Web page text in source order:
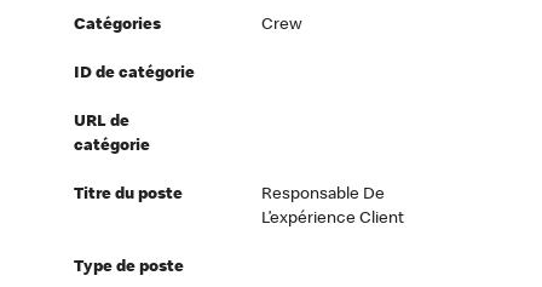
Catégories Crew
ID de catégorie
URL de
catégorie
Titre du poste
Responsable De
L’expérience Client
Type de poste